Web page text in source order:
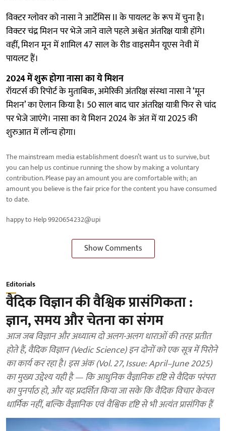
विक्टर ग्लोवर को नासा ने आर्टेमिस II के पायलट के रूप में चुना है।
विक्टर चंद्र मिशन पर भेजे जाने वाले पहले अश्वेत अंतरिक्ष यात्री होंगे।
वहीं, मिशन मून में शामिल 47 साल के रीड वाइसमैन यूएस नेवी में
पायलट हैं।
2024 में शुरू होगा नासा का ये मिशन
रॉयटर्स की रिपोर्ट के मुताबिक, अमेरिकी अंतरिक्ष संस्‍था नासा ने ‘मून
मिशन’ का ऐलान किया है। 50 साल बाद चार अंतरिक्ष यात्री फिर से चांद
पर भेजे जाएंगे। नासा का ये मिशन 2024 के अंत में या 2025 की
शुरुआत में लॉन्‍च होगा।
The mainstream media establishment doesn’t want us to survive, but
you can help us continue running the show by making a voluntary
contribution. Please pay an amount you are comfortable with; an
amount you believe is the fair price for the content you have consumed
to date.
happy to Help 9920654232@upi
Show Comments
Editorials
वैदिक विज्ञान की वैश्विक प्रासंगिकता :
ज्ञान, समय और चेतना का संगम
आज जब विज्ञान और अध्यात्म दो अलग-अलग धाराओं की तरह प्रतीत
होते हैं, वैदिक विज्ञान (Vedic Science) इन दोनों को एक सूत्र में पिरोने
का कार्य कर रहा है। इस अंक (Vol. 27, Issue: April–June 2025)
का मुख्य उद्देश्य यही है — कि आधुनिक वैज्ञानिक दृष्टि से वैदिक परंपरा
का पुनर्पाठ हो, और यह प्रदर्शित किया जा सके कि वैदिक विचार केवल
धार्मिक नहीं, बल्कि वैज्ञानिक एवं वैश्विक दृष्टि से भी अत्यंत प्रासंगिक हैं